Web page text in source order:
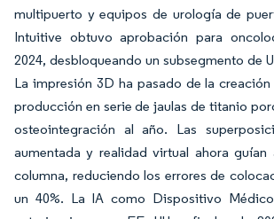
multipuerto y equipos de urología de
Intuitive obtuvo aprobación para
2024, desbloqueando un subsegmento de
La impresión 3D ha pasado de la
producción en serie de jaulas de titanio
osteointegración al año. Las
aumentada y realidad virtual ahora
columna, reduciendo los errores de
un 40%. La IA como Dispositivo